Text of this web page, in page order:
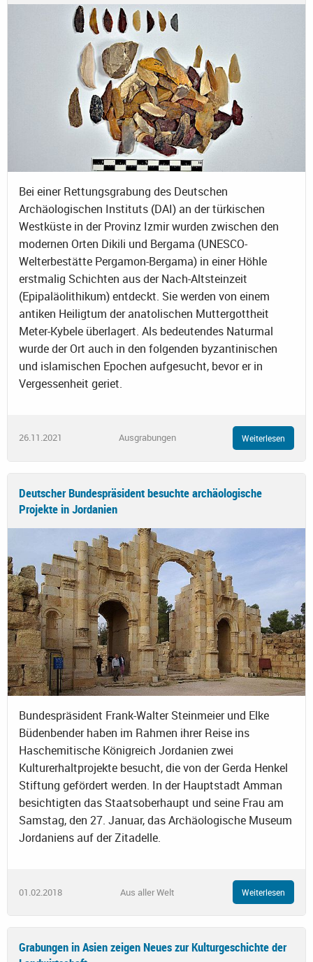
Bei einer Rettungsgrabung des Deutschen
Archäologischen Instituts (DAI) an der türkischen
Westküste in der Provinz Izmir wurden zwischen den
modernen Orten Dikili und Bergama (UNESCO-
Welterbestätte Pergamon-Bergama) in einer Höhle
erstmalig Schichten aus der Nach-Altsteinzeit
(Epipaläolithikum) entdeckt. Sie werden von einem
antiken Heiligtum der anatolischen Muttergottheit
Meter-Kybele überlagert. Als bedeutendes Naturmal
wurde der Ort auch in den folgenden byzantinischen
und islamischen Epochen aufgesucht, bevor er in
Vergessenheit geriet.
26.11.2021 Ausgrabungen Weiterlesen
Deutscher Bundespräsident besuchte archäologische
Projekte in Jordanien
Bundespräsident Frank-Walter Steinmeier und Elke
Büdenbender haben im Rahmen ihrer Reise ins
Haschemitische Königreich Jordanien zwei
Kulturerhaltprojekte besucht, die von der Gerda Henkel
Stiftung gefördert werden. In der Hauptstadt Amman
besichtigten das Staatsoberhaupt und seine Frau am
Samstag, den 27. Januar, das Archäologische Museum
Jordaniens auf der Zitadelle.
01.02.2018 Aus aller Welt Weiterlesen
Grabungen in Asien zeigen Neues zur Kulturgeschichte der